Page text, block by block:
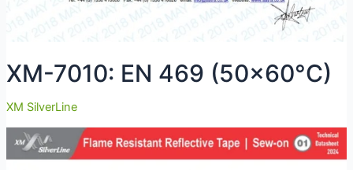
XM-7010: EN 469 (50×60°C)
XM SilverLine